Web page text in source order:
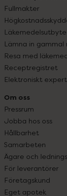
Fullmakter
Läkemedelsutbyte
Lämna in gammal
Resa med
Receptregistret
Elektroniskt
Om oss
Pressrum
Jobba hos oss
Hållbarhet
Samarbeten
Ägare och
För leverantörer
Företagskund
Eget apotek